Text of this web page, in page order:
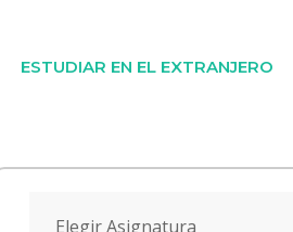
ESTUDIAR EN EL EXTRANJERO